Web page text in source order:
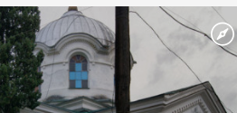
язичник, став Василем-
було Хрещення Русі. На честь
названо місто […]